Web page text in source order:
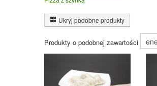
Ukryj podobne produkty
Produkty o podobnej zawartości